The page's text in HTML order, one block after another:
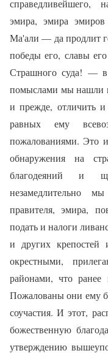
справедливейшего,
эмира, эмира
Ма'али — да продлит
победы его, славы
Страшного суда! — в
помыслами мы нашли
и прежде, отличить и
равных ему
пожалованиями. Это
обнаружения на
благодеяний и
незамедлительно
правителя, эмира,
подать и налоги
и других крепостей
окрестными,
районами, что ранее
Пожалованы они ему
соучастия. И этот,
божественную
утверждению